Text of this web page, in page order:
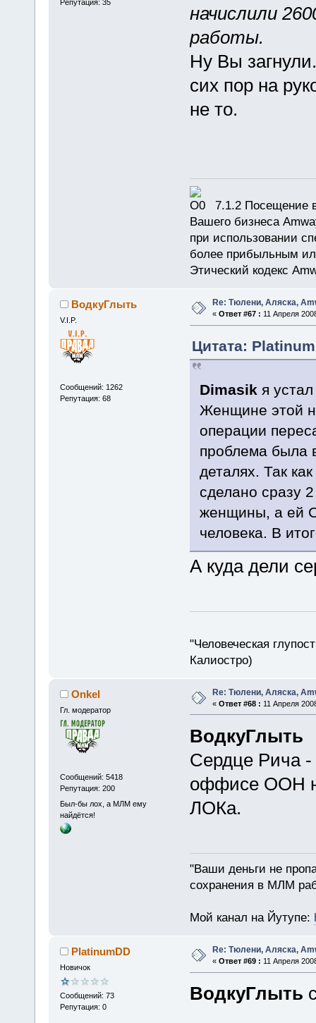
Репутация: 35
начислили
работы.
Ну Вы
сих пор на
не то.
7.1.2 Посещение
Вашего бизнеса
при использовании
более прибыльным
Этический кодекс
ВодкуГлыть
V.I.P.
Сообщений: 1262
Репутация: 68
Re: Тюлени, Аляска,
« Ответ #67 : 11 Апреля
Цитата:
Dimasik я
Женщине этой
операции
проблема была
деталях. Так
сделано сразу
женщины, а ей
человека. В
А куда дели
"Человеческая
Калиостро)
Onkel
Гл. модератор
Сообщений: 5418
Репутация: 200
Был-бы лох, а МЛМ ему
найдётся!
Re: Тюлени, Аляска,
« Ответ #68 : 11 Апреля
ВодкуГлыть
Сердце Рича -
оффисе ООН
ЛОКа.
"Ваши деньги не
сохранения в МЛМ
Мой канал на Йутупе:
PlatinumDD
Новичок
Сообщений: 73
Репутация: 0
Re: Тюлени, Аляска,
« Ответ #69 : 11 Апреля
ВодкуГлыть